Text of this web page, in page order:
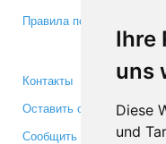
Ihre
uns
Diese
und
Правила пользования
Контакты
Оставить отзыв
Сообщить об ошибке